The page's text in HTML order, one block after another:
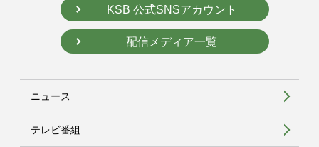
KSB 公式SNSアカウント
配信メディア一覧
ニュース
テレビ番組